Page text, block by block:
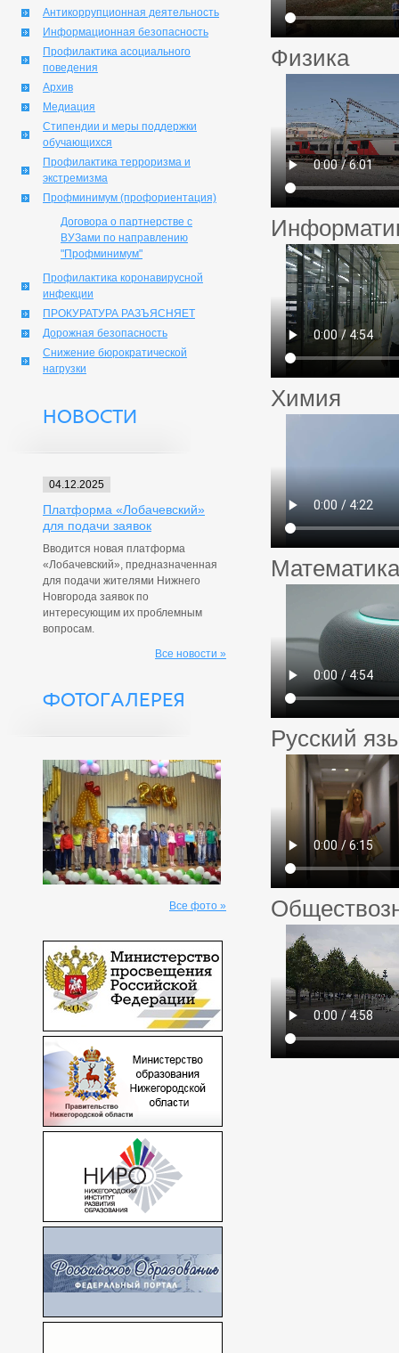
Антикоррупционная деятельность
Информационная безопасность
Профилактика асоциального
поведения
Архив
Медиация
Стипендии и меры поддержки
обучающихся
Профилактика терроризма и
экстремизма
Профминимум (профориентация)
Договора о партнерстве с
ВУЗами по направлению
"Профминимум"
Профилактика коронавирусной
инфекции
ПРОКУРАТУРА РАЗЪЯСНЯЕТ
Дорожная безопасность
Снижение бюрократической
нагрузки
НОВОСТИ
04.12.2025
Платформа «Лобачевский»
для подачи заявок
Вводится новая платформа
«Лобачевский», предназначенная
для подачи жителями Нижнего
Новгорода заявок по
интересующим их проблемным
вопросам.
Все новости »
ФОТОГАЛЕРЕЯ
Все фото »
Физика
Химия
Математика
Русский